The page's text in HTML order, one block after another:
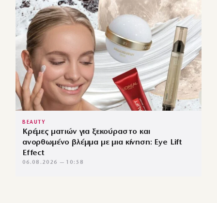
BEAUTY
Κρέμες ματιών για ξεκούραστο και
ανορθωμένο βλέμμα με μια κίνηση: Eye Lift
Effect
06.08.2026 — 10:58